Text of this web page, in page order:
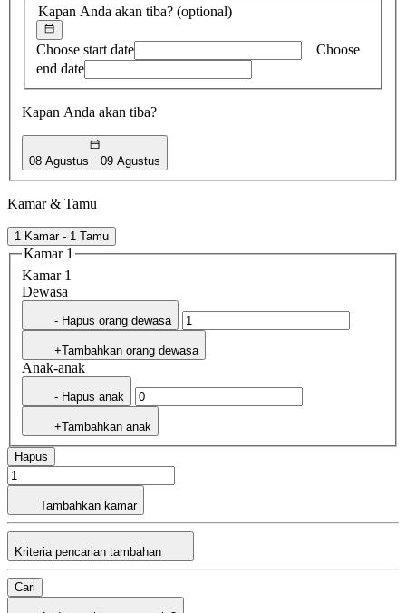
Kapan Anda akan tiba? (optional)
Choose start date
Choose
end date
Kapan Anda akan tiba?
08 Agustus 09 Agustus
Kamar & Tamu
1 Kamar - 1 Tamu
Kamar 1
Kamar 1
Dewasa
- Hapus orang dewasa
+Tambahkan orang dewasa
Anak-anak
- Hapus anak
+Tambahkan anak
Hapus
Tambahkan kamar
Kriteria pencarian tambahan
Cari